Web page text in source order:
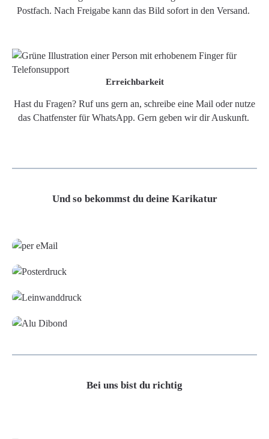
Postfach. Nach Freigabe kann das Bild sofort in den Versand.
Erreichbarkeit
Hast du Fragen? Ruf uns gern an, schreibe eine Mail oder nutze
das Chatfenster für WhatsApp. Gern geben wir dir Auskunft.
Und so bekommst du deine Karikatur
Bei uns bist du richtig